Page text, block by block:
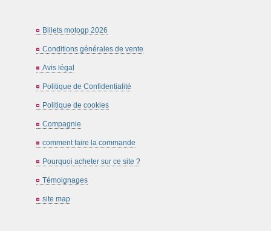
Billets motogp 2026
Conditions générales de vente
Avis légal
Politique de Confidentialité
Politique de cookies
Compagnie
comment faire la commande
Pourquoi acheter sur ce site ?
Témoignages
site map